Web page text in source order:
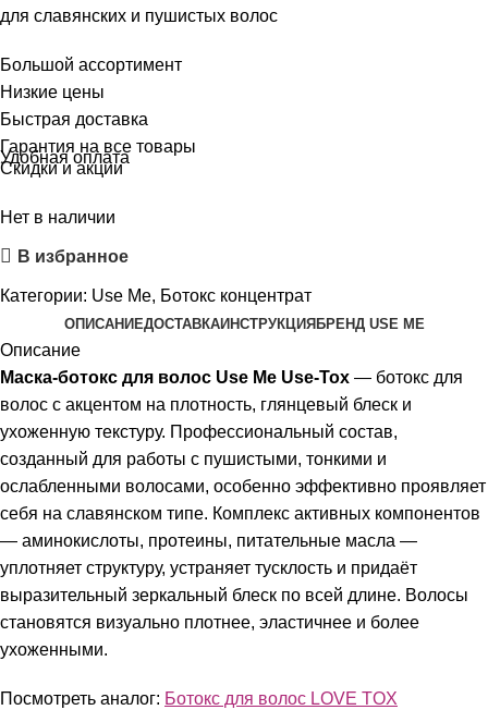
для славянских и пушистых волос
Большой ассортимент
Низкие цены
Быстрая доставка
Гарантия на все товары
Удобная оплата
Скидки и акции
Нет в наличии
В избранное
Категории: Use Me, Ботокс концентрат
ОПИСАНИЕДОСТАВКАИНСТРУКЦИЯ БРЕНД USE ME
Описание
Маска-ботокс для волос Use Me Use-Tox — ботокс для
волос с акцентом на плотность, глянцевый блеск и
ухоженную текстуру. Профессиональный состав,
созданный для работы с пушистыми, тонкими и
ослабленными волосами, особенно эффективно проявляет
себя на славянском типе. Комплекс активных компонентов
— аминокислоты, протеины, питательные масла —
уплотняет структуру, устраняет тусклость и придаёт
выразительный зеркальный блеск по всей длине. Волосы
становятся визуально плотнее, эластичнее и более
ухоженными.
Посмотреть аналог: Ботокс для волос LOVE TOX